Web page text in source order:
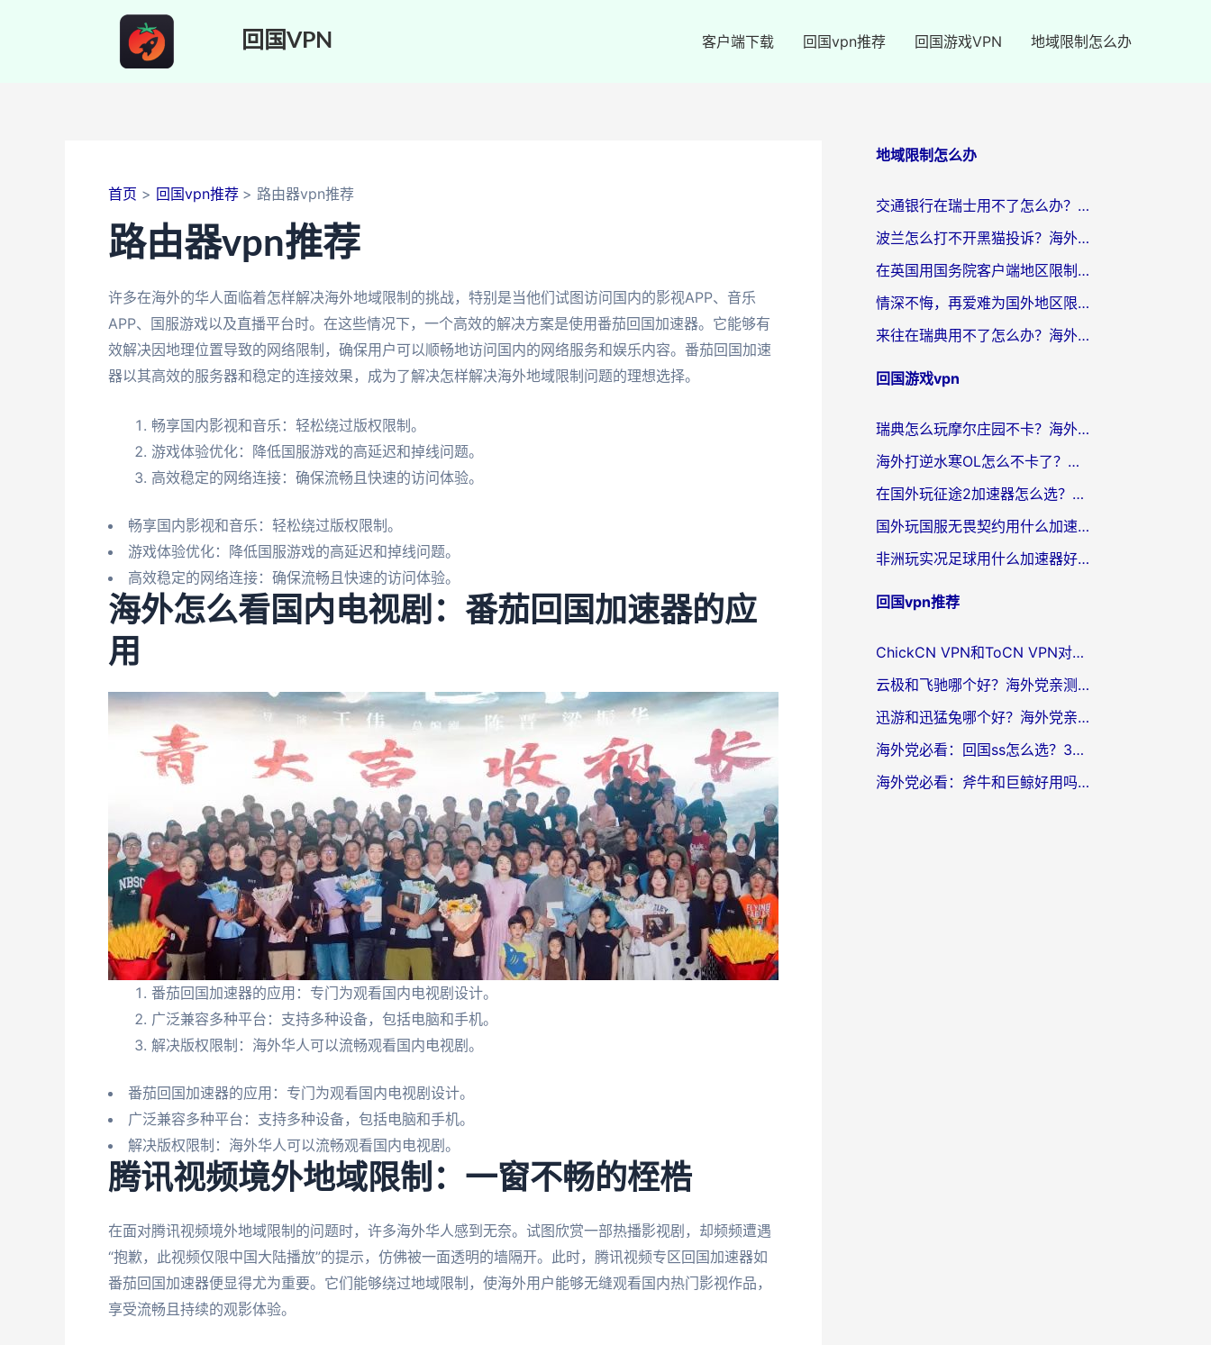
回国VPN 客户端下载 回国vpn推荐 回国游戏VPN 地域限制怎么办
首页 回国vpn推荐 路由器vpn推荐
路由器vpn推荐
许多在海外的华人面临着怎样解决海外地域限制的挑战，特别是当他们试图访问国内的影视APP、音乐
APP、国服游戏以及直播平台时。在这些情况下，一个高效的解决方案是使用番茄回国加速器。它能够有
效解决因地理位置导致的网络限制，确保用户可以顺畅地访问国内的网络服务和娱乐内容。番茄回国加速
器以其高效的服务器和稳定的连接效果，成为了解决怎样解决海外地域限制问题的理想选择。
畅享国内影视和音乐：轻松绕过版权限制。
游戏体验优化：降低国服游戏的高延迟和掉线问题。
高效稳定的网络连接：确保流畅且快速的访问体验。
畅享国内影视和音乐：轻松绕过版权限制。
游戏体验优化：降低国服游戏的高延迟和掉线问题。
高效稳定的网络连接：确保流畅且快速的访问体验。
海外怎么看国内电视剧：番茄回国加速器的应
用
番茄回国加速器的应用：专门为观看国内电视剧设计。
广泛兼容多种平台：支持多种设备，包括电脑和手机。
解决版权限制：海外华人可以流畅观看国内电视剧。
番茄回国加速器的应用：专门为观看国内电视剧设计。
广泛兼容多种平台：支持多种设备，包括电脑和手机。
解决版权限制：海外华人可以流畅观看国内电视剧。
腾讯视频境外地域限制：一窗不畅的桎梏
在面对腾讯视频境外地域限制的问题时，许多海外华人感到无奈。试图欣赏一部热播影视剧，却频频遭遇
“抱歉，此视频仅限中国大陆播放”的提示，仿佛被一面透明的墙隔开。此时，腾讯视频专区回国加速器如
番茄回国加速器便显得尤为重要。它们能够绕过地域限制，使海外用户能够无缝观看国内热门影视作品，
享受流畅且持续的观影体验。
地域限制怎么办
交通银行在瑞士用不了怎么办？海外党必备回国加速器指南，追剧游戏全搞定
波兰怎么打不开黑猫投诉？海外党必看的回国加速器选择指南（解决追剧社保音乐难题）
在英国用国务院客户端地区限制怎么办？海外党必看的回国加速实用指南
情深不悔，再爱难为国外地区限制怎么看？海外党追剧听歌的破局指南
来往在瑞典用不了怎么办？海外党必看的回国加速器选择指南（附微信定位修改+喜马拉雅版权破解）
回国游戏vpn
瑞典怎么玩摩尔庄园不卡？海外党国服游戏加速器终极指南（附非洲欧洲实测）
海外打逆水寒OL怎么不卡了？留学生亲测有效的国服游戏加速指南
在国外玩征途2加速器怎么选？海外玩家告别延迟卡顿的实用指南
国外玩国服无畏契约用什么加速器最好？2026海外玩家实测指南（附台湾跑跑卡丁车解决方案）
非洲玩实况足球用什么加速器好？海外党亲测的国服游戏流畅攻略
回国vpn推荐
ChickCN VPN和ToCN VPN对比哪个回国效果更好？海外党亲测3款加速器后选对了！
云极和飞驰哪个好？海外党亲测3款回国加速器，附避坑指南
迅游和迅猛兔哪个好？海外党亲测回国加速器，附马来西亚玩游戏避坑指南
海外党必看：回国ss怎么选？3步教你无缝刷国内剧玩国服
海外党必看：斧牛和巨鲸好用吗？3分钟选对回国加速器，无缝刷国内剧玩游戏